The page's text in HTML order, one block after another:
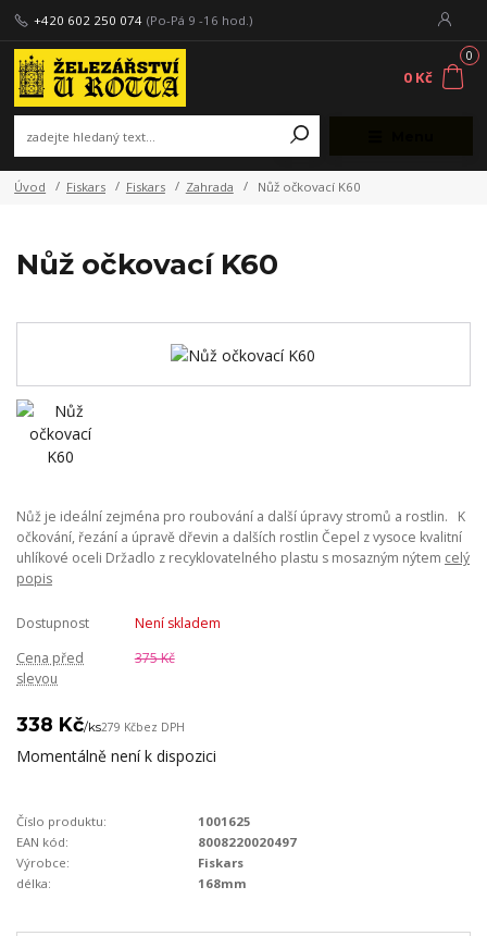
+420 602 250 074 (Po-Pá 9 -16 hod.)
0
0 Kč
Úvod Fiskars Fiskars Zahrada Nůž očkovací K60
Nůž očkovací K60
Nůž je ideální zejména pro roubování a další úpravy stromů a rostlin. K
očkování, řezání a úpravě dřevin a dalších rostlin Čepel z vysoce kvalitní
uhlíkové oceli Držadlo z recyklovatelného plastu s mosazným nýtem celý
popis
Dostupnost
Není skladem
Cena před
slevou
375 Kč
338 Kč/ks279 Kčbez DPH
Momentálně není k dispozici
Číslo produktu:
1001625
EAN kód:
8008220020497
Výrobce:
Fiskars
délka:
168mm